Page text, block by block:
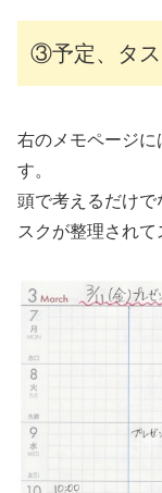
③予定、タス
右のメモページに
す。
頭で考えるだけで
スクが整理されて